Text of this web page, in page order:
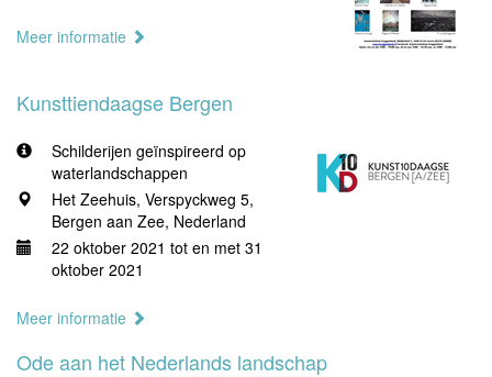
Meer informatie
Kunsttiendaagse Bergen
Schilderijen geïnspireerd op
waterlandschappen
Het Zeehuis, Verspyckweg 5,
Bergen aan Zee, Nederland
22 oktober 2021 tot en met 31
oktober 2021
Meer informatie
Ode aan het Nederlands landschap